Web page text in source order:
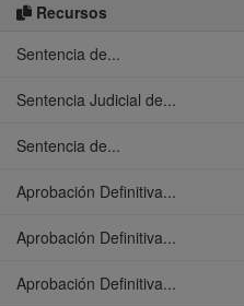
Recursos
Sentencia de...
Sentencia Judicial de...
Sentencia de...
Aprobación Definitiva...
Aprobación Definitiva...
Aprobación Definitiva...